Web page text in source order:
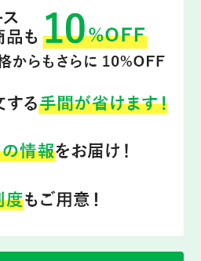
効果を検証していますが
験ではありません。
いて、特に血管を収縮させる
を抑制する作用が報告されてい